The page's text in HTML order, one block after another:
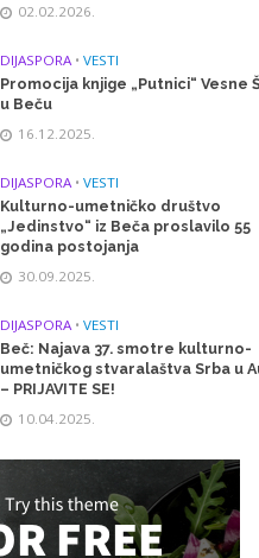
02.02.2026.
DIJASPORA • VESTI
Promocija knjige „Putnici“ Vesne
u Beču
16.12.2025.
DIJASPORA • VESTI
Kulturno-umetničko društvo
„Jedinstvo“ iz Beča proslavilo 55
godina postojanja
30.09.2025.
DIJASPORA • VESTI
Beč: Najava 37. smotre kulturno-
umetničkog stvaralaštva Srba u
– PRIJAVITE SE!
10.04.2025.